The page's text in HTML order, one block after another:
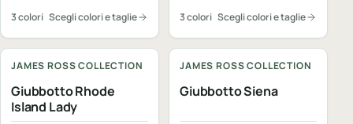
3 colori Scegli colori e taglie 3 colori Scegli colori e taglie
JAMES ROSS COLLECTION
Giubbotto Rhode
Island Lady
JAMES ROSS COLLECTION
Giubbotto Siena